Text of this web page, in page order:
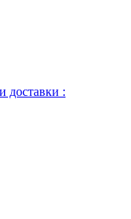
доставки :